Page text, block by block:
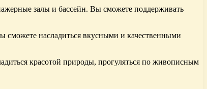
залы и бассейн. Вы сможете поддерживать
сможете насладиться вкусными и качественными
красотой природы, прогуляться по живописным